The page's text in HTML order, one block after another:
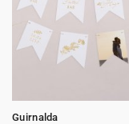
Guirnalda